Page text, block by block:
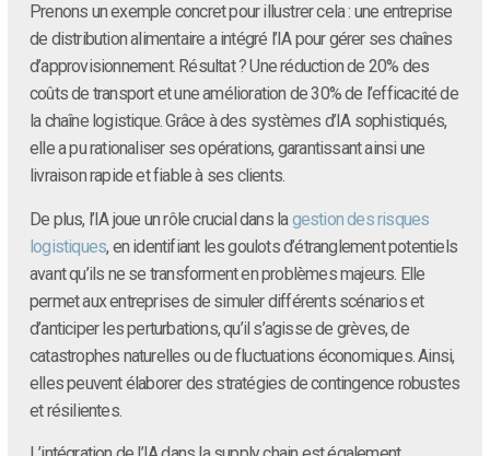
Prenons un exemple concret pour illustrer cela : une entreprise
de distribution alimentaire a intégré l’IA pour gérer ses chaînes
d’approvisionnement. Résultat ? Une réduction de 20% des
coûts de transport et une amélioration de 30% de l’efficacité de
la chaîne logistique. Grâce à des systèmes d’IA sophistiqués,
elle a pu rationaliser ses opérations, garantissant ainsi une
livraison rapide et fiable à ses clients.
De plus, l’IA joue un rôle crucial dans lagestion des risques
logistiques, en identifiant les goulots d’étranglement potentiels
avant qu’ils ne se transforment en problèmes majeurs. Elle
permet aux entreprises de simuler différents scénarios et
d’anticiper les perturbations, qu’il s’agisse de grèves, de
catastrophes naturelles ou de fluctuations économiques. Ainsi,
elles peuvent élaborer des stratégies de contingence robustes
et résilientes.